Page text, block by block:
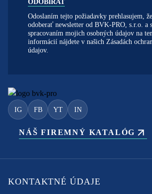
Odoslaním tejto požiadavky prehlasujem,
odoberať newsletter od BVK-PRO, s.r.o. a
spracovaním mojich osobných údajov na
informácií nájdete v našich Zásadách
údajov.
IG FB YT IN
NÁŠ FIREMNÝ KATALÓG
KONTAKTNÉ ÚDAJE